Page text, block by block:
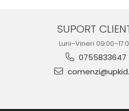
SUPORT
Luni–Vineri
0755833647